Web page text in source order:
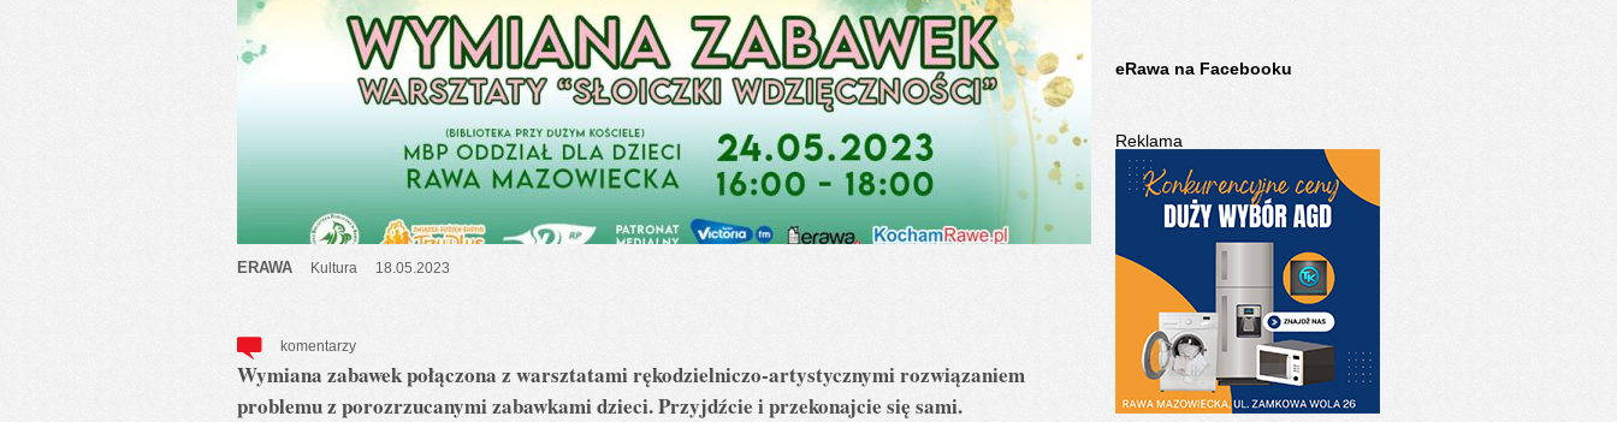
ERAWA Kultura 18.05.2023
komentarzy
Wymiana zabawek połączona z warsztatami rękodzielniczo-artystycznymi rozwiązaniem
problemu z porozrzucanymi zabawkami dzieci. Przyjdźcie i przekonajcie się sami.
eRawa na Facebooku
Reklama